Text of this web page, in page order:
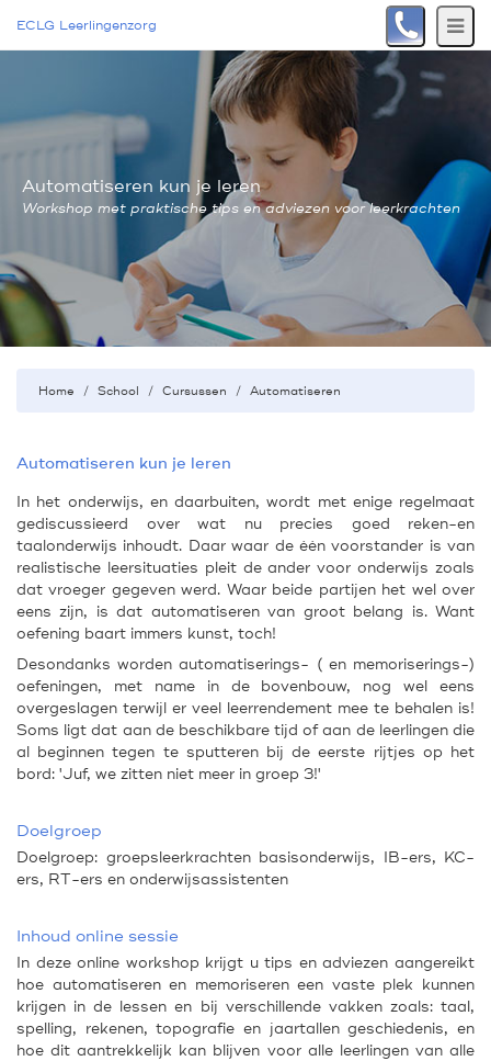
ECLG Leerlingenzorg
Automatiseren kun je leren
Workshop met praktische tips en adviezen voor leerkrachten
Home School Cursussen Automatiseren
Automatiseren kun je leren
In het onderwijs, en daarbuiten, wordt met enige regelmaat
gediscussieerd over wat nu precies goed reken-en
taalonderwijs inhoudt. Daar waar de één voorstander is van
realistische leersituaties pleit de ander voor onderwijs zoals
dat vroeger gegeven werd. Waar beide partijen het wel over
eens zijn, is dat automatiseren van groot belang is. Want
oefening baart immers kunst, toch!
Desondanks worden automatiserings- ( en memoriserings-)
oefeningen, met name in de bovenbouw, nog wel eens
overgeslagen terwijl er veel leerrendement mee te behalen is!
Soms ligt dat aan de beschikbare tijd of aan de leerlingen die
al beginnen tegen te sputteren bij de eerste rijtjes op het
bord: 'Juf, we zitten niet meer in groep 3!'
Doelgroep
Doelgroep: groepsleerkrachten basisonderwijs, IB-ers, KC-
ers, RT-ers en onderwijsassistenten
Inhoud online sessie
In deze online workshop krijgt u tips en adviezen aangereikt
hoe automatiseren en memoriseren een vaste plek kunnen
krijgen in de lessen en bij verschillende vakken zoals: taal,
spelling, rekenen, topografie en jaartallen geschiedenis, en
hoe dit aantrekkelijk kan blijven voor alle leerlingen van alle